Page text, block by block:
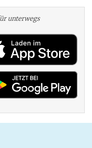
unterwegs